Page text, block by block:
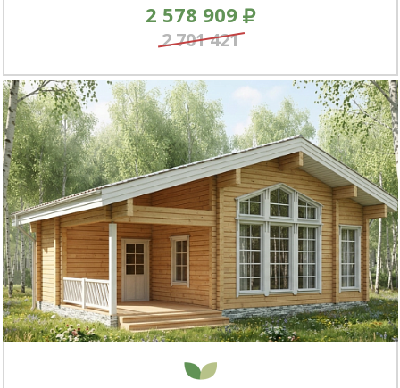
2 578 909
2 701 421